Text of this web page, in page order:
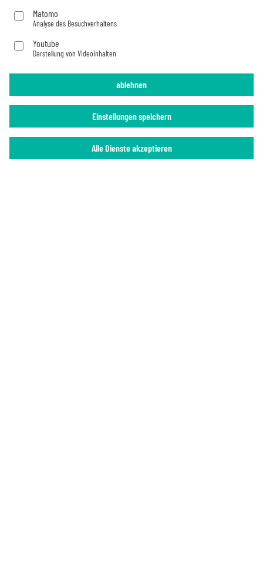
Subscribe now
Imprint Privacy Policy
Matomo
Analyse des Besuchverhaltens
Youtube
Darstellung von Videoinhalten
Alle Dienste akzeptieren
Einstellungen speichern
ablehnen